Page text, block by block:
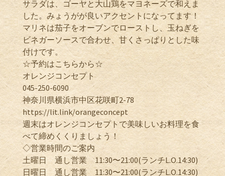
サラダは、ゴーヤと大山鶏をマヨネーズで和えま
した。みょうがが良いアクセントになってます！
マリネは茄子をオーブンでローストし、玉ねぎを
ビネガーソースで合わせ、甘くさっぱりとした味
付けです。
☆予約はこちらから☆
オレンジコンセプト
045-250-6090
神奈川県横浜市中区花咲町2-78
https://lit.link/orangeconcept
週末はオレンジコンセプトで美味しいお料理を食
べて締めくくりましょう！
◇営業時間のご案内
土曜日 通し営業 11:30〜21:00(ランチL.O.14:30)
日曜日 通し営業 11:30〜21:00(ランチL.O.14:30)